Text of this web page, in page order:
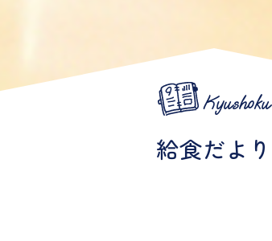
Kyushoku
給食だより